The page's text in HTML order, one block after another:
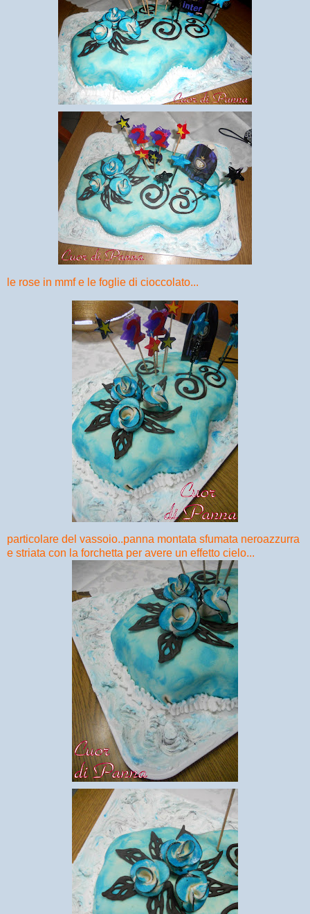
le rose in mmf e le foglie di cioccolato...
particolare del vassoio..panna montata sfumata neroazzurra
e striata con la forchetta per avere un effetto cielo...